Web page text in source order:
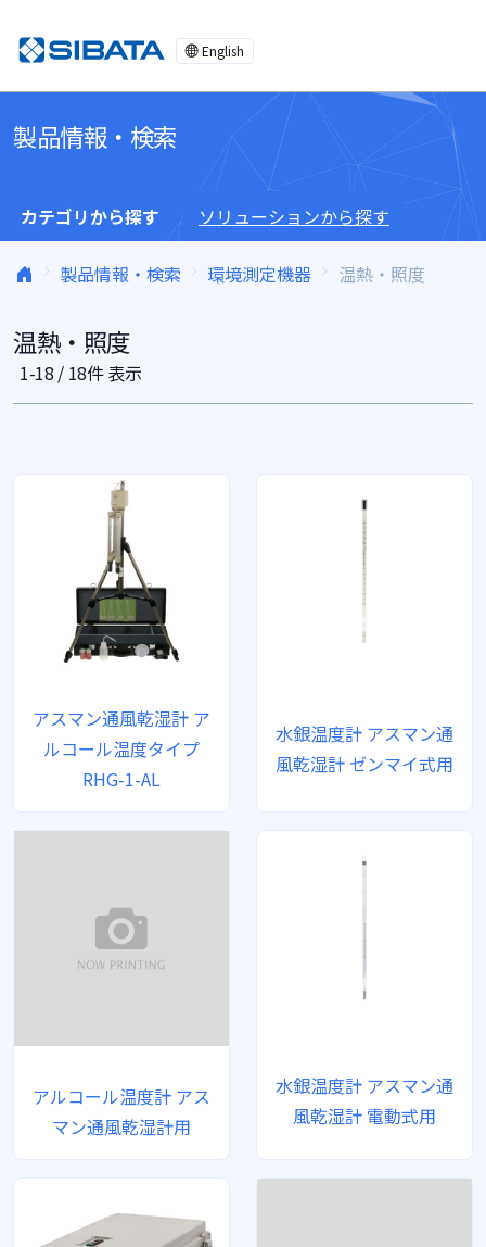
English
製品情報・検索
カテゴリから探す ソリューションから探す
製品情報・検索 環境測定機器 温熱・照度
温熱・照度
1-18 / 18件 表示
アスマン通風乾湿計 ア
ルコール温度タイプ
RHG-1-AL
水銀温度計 アスマン通
風乾湿計 ゼンマイ式用
アルコール温度計 アス
マン通風乾湿計用
水銀温度計 アスマン通
風乾湿計 電動式用